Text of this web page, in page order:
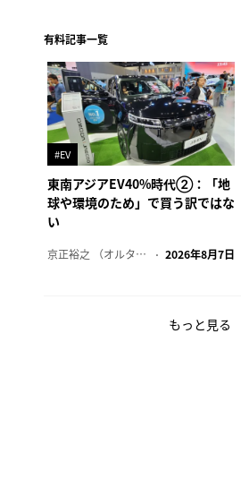
有料記事一覧
#EV
東南アジアEV40%時代②：「地
球や環境のため」で買う訳ではな
い
京正裕之 （オルタナ副編集長） 2026年8月7日
もっと見る